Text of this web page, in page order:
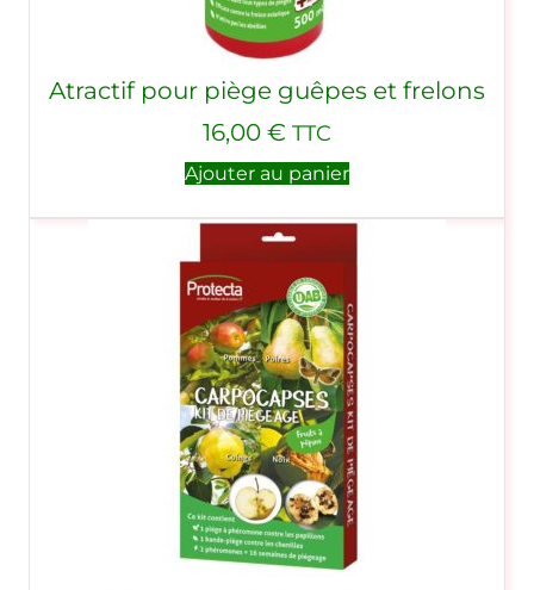
Atractif pour piège guêpes et frelons
16,00 € TTC
Ajouter au panier